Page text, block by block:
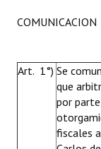
COMUNICACION
Art. 1°) Se
que
por
fiscales